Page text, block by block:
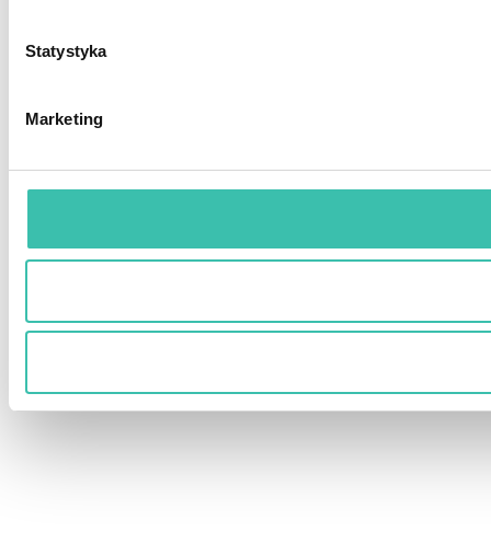
Statystyka
Marketing